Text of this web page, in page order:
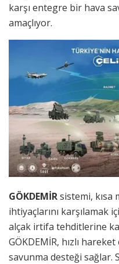
karşı entegre bir hava
amaçlıyor.
GÖKDEMİRsistemi, kısa
ihtiyaçlarını karşılamak
alçak irtifa tehditlerine
GÖKDEMİR, hızlı
savunma desteği sağlar.